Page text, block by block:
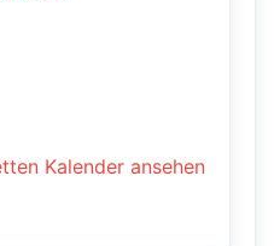
Kalender ansehen